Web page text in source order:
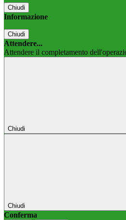
Chiudi
Informazione
Chiudi
Attendere...
Attendere il completamento
Chiudi
Chiudi
Conferma